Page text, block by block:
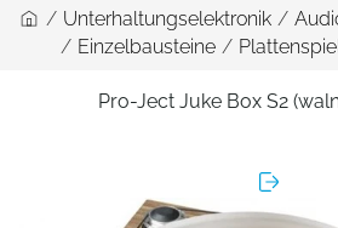
/ Unterhaltungselektronik /
/ Einzelbausteine /
Pro-Ject Juke Box S2